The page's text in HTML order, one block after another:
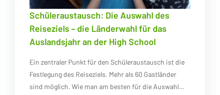
Schüleraustausch: Die Auswahl des
Reiseziels – die Länderwahl für das
Auslandsjahr an der High School
Ein zentraler Punkt für den Schüleraustausch ist die
Festlegung des Reiseziels. Mehr als 60 Gastländer
sind möglich. Wie man am besten für die Auswahl…